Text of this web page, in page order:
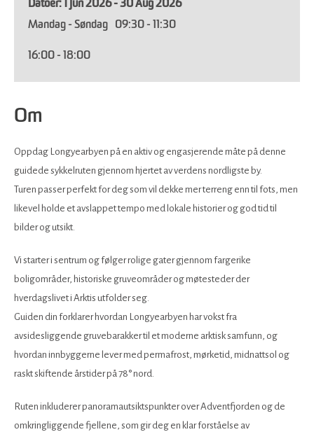
1 Jun 2026 - 30 Aug 2026
Mandag - Søndag
09:30 - 11:30
16:00 - 18:00
Om
Oppdag Longyearbyen på en aktiv og engasjerende måte på denne
guidede sykkelruten gjennom hjertet av verdens nordligste by.
Turen passer perfekt for deg som vil dekke mer terreng enn til fots, men
likevel holde et avslappet tempo med lokale historier og god tid til
bilder og utsikt.
Vi starter i sentrum og følger rolige gater gjennom fargerike
boligområder, historiske gruveområder og møtesteder der
hverdagslivet i Arktis utfolder seg.
Guiden din forklarer hvordan Longyearbyen har vokst fra
avsidesliggende gruvebarakker til et moderne arktisk samfunn, og
hvordan innbyggerne lever med permafrost, mørketid, midnattsol og
raskt skiftende årstider på 78° nord.
Ruten inkluderer panoramautsiktspunkter over Adventfjorden og de
omkringliggende fjellene, som gir deg en klar forståelse av